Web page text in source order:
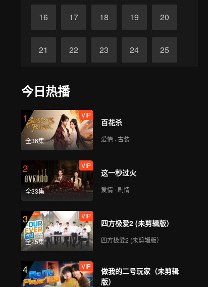
16 17 18 19 20
21 22 23 24 25
27
今日热播
1
全36集
VIP
百花杀
爱情 · 古装
2
全33集
VIP
这一秒过火
爱情 · 剧情
3
全25集
VIP
四方极爱2 (未剪辑版）
四方极爱2 (未剪辑版）
4 VIP
做我的二号玩家（未剪辑
版）